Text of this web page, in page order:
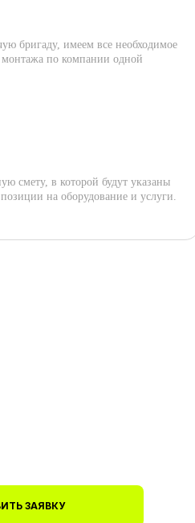
бригаду, имеем все необходимое
монтажа по компании одной
смету, в которой будут указаны
на оборудование и услуги.
ЗАЯВКУ